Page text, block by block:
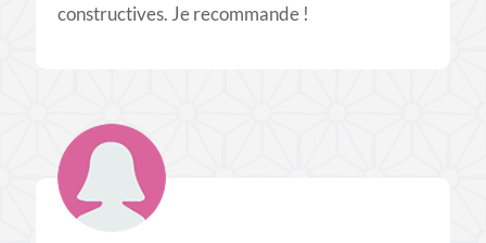
constructives. Je recommande !